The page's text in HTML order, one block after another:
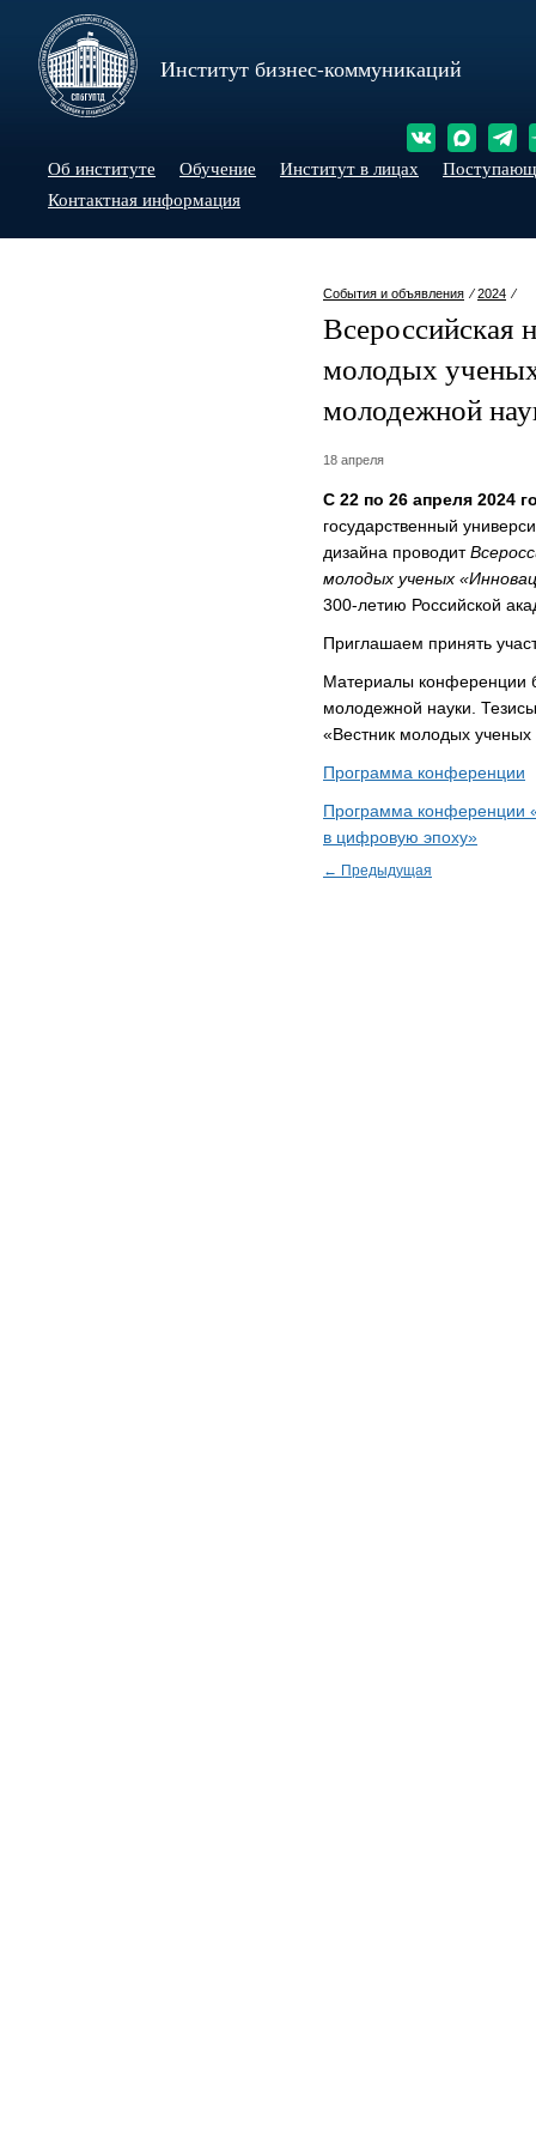
Институт бизнес-коммуникаций
Об институте Обучение Институт в лицах
Контактная информация
События и объявления ⁄2024 ⁄
Всероссийская
молодых
молодежной
18 апреля
C 22 по 26 апреля 2024
государственный
дизайна проводит
молодых ученых
300-летию Российской
Приглашаем принять
Материалы конференции
молодежной науки.
«Вестник молодых
Программа конференции
Программа конференции
в цифровую эпоху»
← Предыдущая